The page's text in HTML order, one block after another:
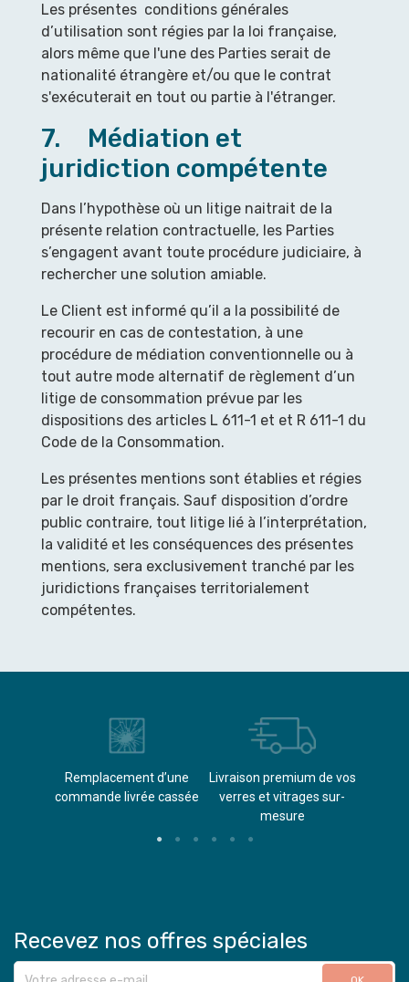
Les présentes conditions générales
d’utilisation sont régies par la loi française,
alors même que l'une des Parties serait de
nationalité étrangère et/ou que le contrat
s'exécuterait en tout ou partie à l'étranger.
7. Médiation et
juridiction compétente
Dans l’hypothèse où un litige naitrait de la
présente relation contractuelle, les Parties
s’engagent avant toute procédure judiciaire, à
rechercher une solution amiable.
Le Client est informé qu’il a la possibilité de
recourir en cas de contestation, à une
procédure de médiation conventionnelle ou à
tout autre mode alternatif de règlement d’un
litige de consommation prévue par les
dispositions des articles L 611-1 et et R 611-1 du
Code de la Consommation.
Les présentes mentions sont établies et régies
par le droit français. Sauf disposition d’ordre
public contraire, tout litige lié à l’interprétation,
la validité et les conséquences des présentes
mentions, sera exclusivement tranché par les
juridictions françaises territorialement
compétentes.
Remplacement d’une
commande livrée cassée​
Livraison premium de vos
verres et vitrages sur-
mesure
Recevez nos offres spéciales